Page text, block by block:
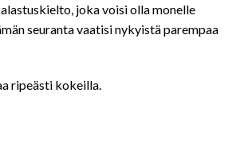
joka voisi olla monelle
seuranta vaatisi nykyistä parempaa
ripeästi kokeilla.